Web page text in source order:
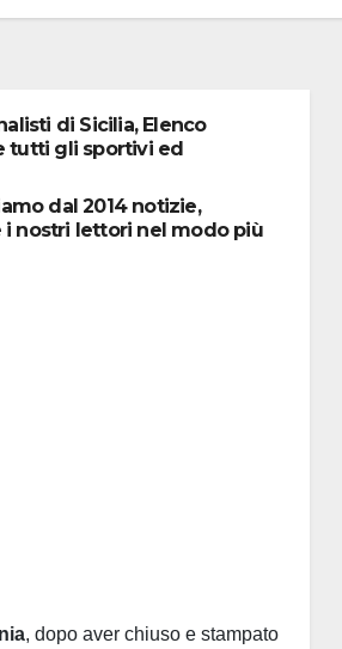
di Sicilia, Elenco
tutti gli sportivi ed
dal 2014 notizie,
i nostri lettori nel modo più
, dopo aver chiuso e stampato